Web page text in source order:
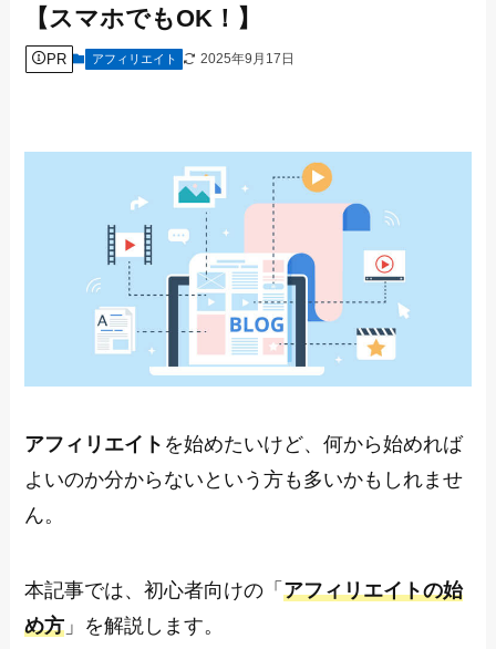
【スマホでもOK！】
PR アフィリエイト 2025年9月17日
アフィリエイト を始めたいけど、何から始めれば
よいのか分からないという方も多いかもしれませ
ん。
本記事では、初心者向けの「アフィリエイトの始
め方 」を解説します。